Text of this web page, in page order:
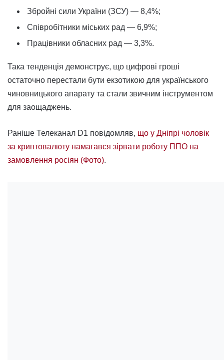
Збройні сили України (ЗСУ) — 8,4%;
Співробітники міських рад — 6,9%;
Працівники обласних рад — 3,3%.
Така тенденція демонструє, що цифрові гроші
остаточно перестали бути екзотикою для українського
чиновницького апарату та стали звичним інструментом
для заощаджень.
Раніше Телеканал D1 повідомляв, що у Дніпрі чоловік
за криптовалюту намагався зірвати роботу ППО на
замовлення росіян (Фото).